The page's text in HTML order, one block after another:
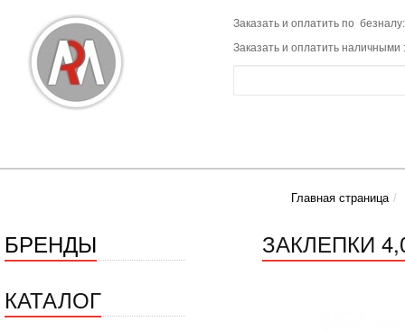
Заказать и оплатить по
Заказать и оплатить наличными
Главная страница
БРЕНДЫ
КАТАЛОГ
ЗАКЛЕПКИ